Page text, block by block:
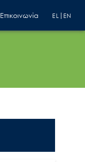
Επικοινωνία EN
EL